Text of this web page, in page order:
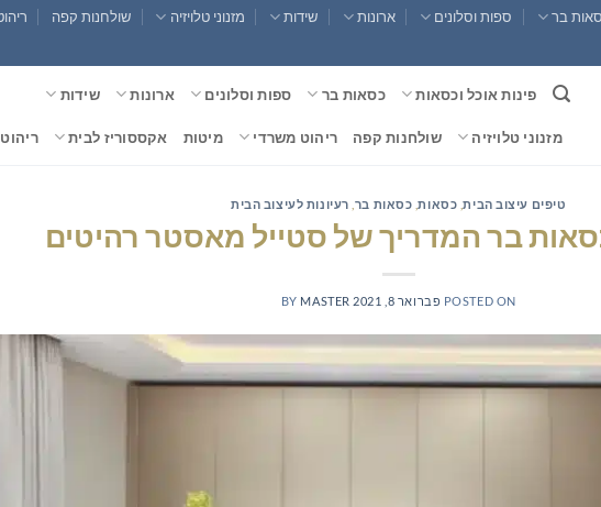
בר ספות וסלונים ארונות שידות מזנוני טלויזיה שולחנות קפה
פינות אוכל וכסאות כסאות בר ספות וסלונים ארונות שידות
מזנוני טלויזיה שולחנות קפה ריהוט משרדי מיטות אקססוריז לבית ריהוט
טיפים עיצוב הבית, כסאות, כסאות בר רעיונות לעיצוב הבית
בר המדריך של סטייל מאסטר רהיטים
POSTED ON פברואר 8, 2021 BY MASTER